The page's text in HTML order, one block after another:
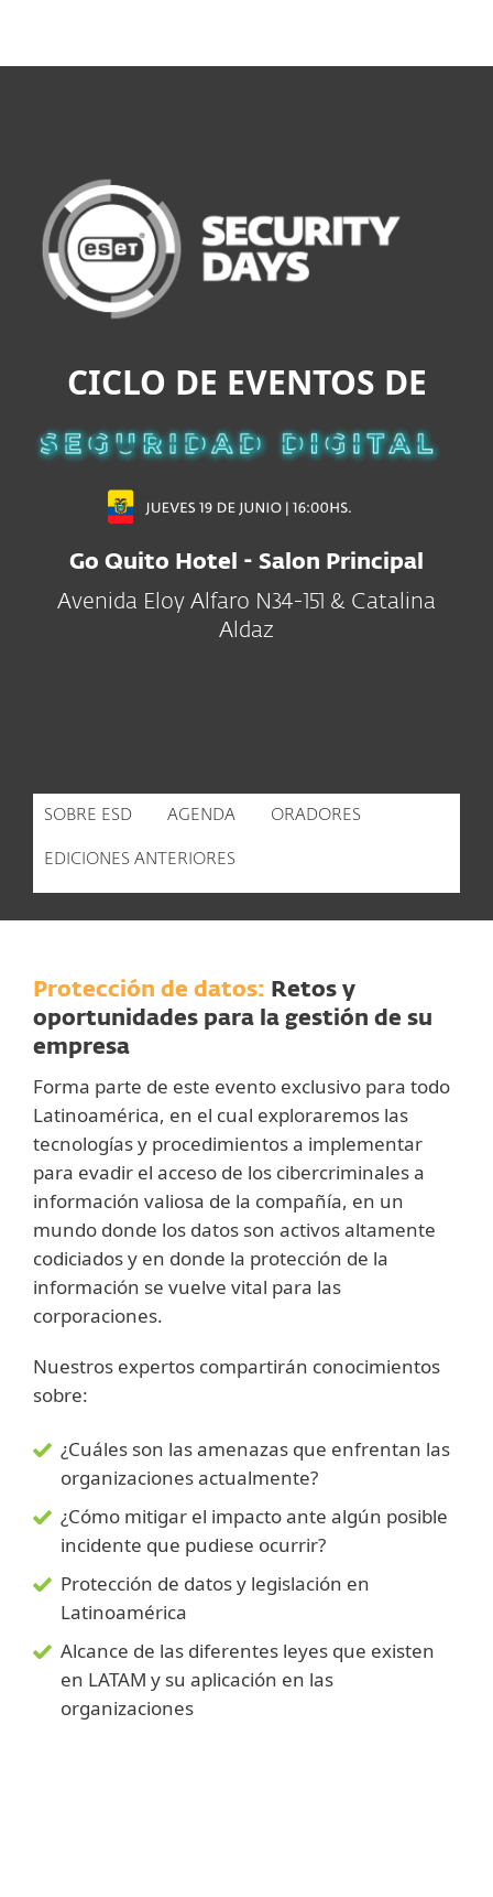
CICLO DE EVENTOS DE
Go Quito Hotel - Salon Principal
Avenida Eloy Alfaro N34-151 & Catalina
Aldaz
SOBRE ESD AGENDA ORADORES
EDICIONES ANTERIORES
Protección de datos: Retos y
oportunidades para la gestión de su
empresa
Forma parte de este evento exclusivo para todo
Latinoamérica, en el cual exploraremos las
tecnologías y procedimientos a implementar
para evadir el acceso de los cibercriminales a
información valiosa de la compañía, en un
mundo donde los datos son activos altamente
codiciados y en donde la protección de la
información se vuelve vital para las
corporaciones.
Nuestros expertos compartirán conocimientos
sobre:
¿Cuáles son las amenazas que enfrentan las
organizaciones actualmente?
¿Cómo mitigar el impacto ante algún posible
incidente que pudiese ocurrir?
Protección de datos y legislación en
Latinoamérica
Alcance de las diferentes leyes que existen
en LATAM y su aplicación en las
organizaciones